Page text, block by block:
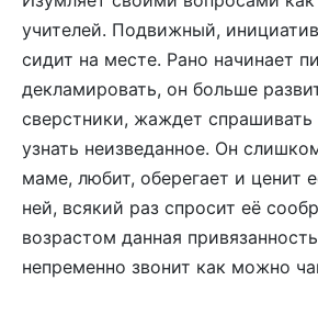
учителей. Подвижный,
сидит на месте. Рано начинает
декламировать, он больше
сверстники, жаждет спрашивать
узнать неизведанное. Он
маме, любит, оберегает и ценит
ней, всякий раз спросит её
возрастом данная
непременно звонит как можно